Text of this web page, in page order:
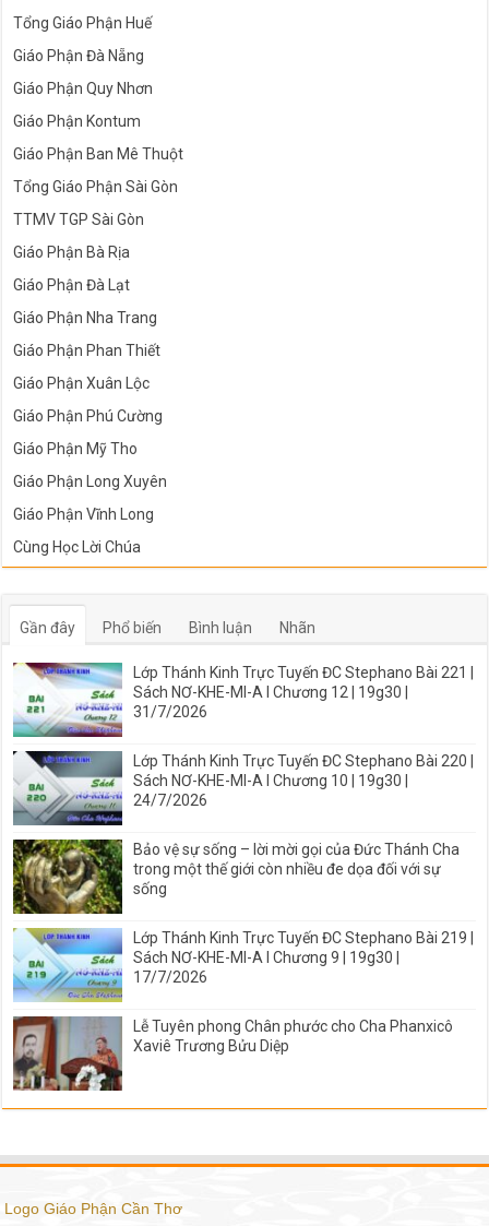
Tổng Giáo Phận Huế
Giáo Phận Đà Nẵng
Giáo Phận Quy Nhơn
Giáo Phận Kontum
Giáo Phận Ban Mê Thuột
Tổng Giáo Phận Sài Gòn
TTMV TGP Sài Gòn
Giáo Phận Bà Rịa
Giáo Phận Đà Lạt
Giáo Phận Nha Trang
Giáo Phận Phan Thiết
Giáo Phận Xuân Lộc
Giáo Phận Phú Cường
Giáo Phận Mỹ Tho
Giáo Phận Long Xuyên
Giáo Phận Vĩnh Long
Cùng Học Lời Chúa
Gần đây Phổ biến Bình luận Nhãn
Lớp Thánh Kinh Trực Tuyến ĐC Stephano Bài 221 |
Sách NƠ-KHE-MI-A I Chương 12 | 19g30 |
31/7/2026
Lớp Thánh Kinh Trực Tuyến ĐC Stephano Bài 220 |
Sách NƠ-KHE-MI-A I Chương 10 | 19g30 |
24/7/2026
Bảo vệ sự sống – lời mời gọi của Đức Thánh Cha
trong một thế giới còn nhiều đe dọa đối với sự
sống
Lớp Thánh Kinh Trực Tuyến ĐC Stephano Bài 219 |
Sách NƠ-KHE-MI-A I Chương 9 | 19g30 |
17/7/2026
Lễ Tuyên phong Chân phước cho Cha Phanxicô
Xaviê Trương Bửu Diệp
Logo Giáo Phận Cần Thơ